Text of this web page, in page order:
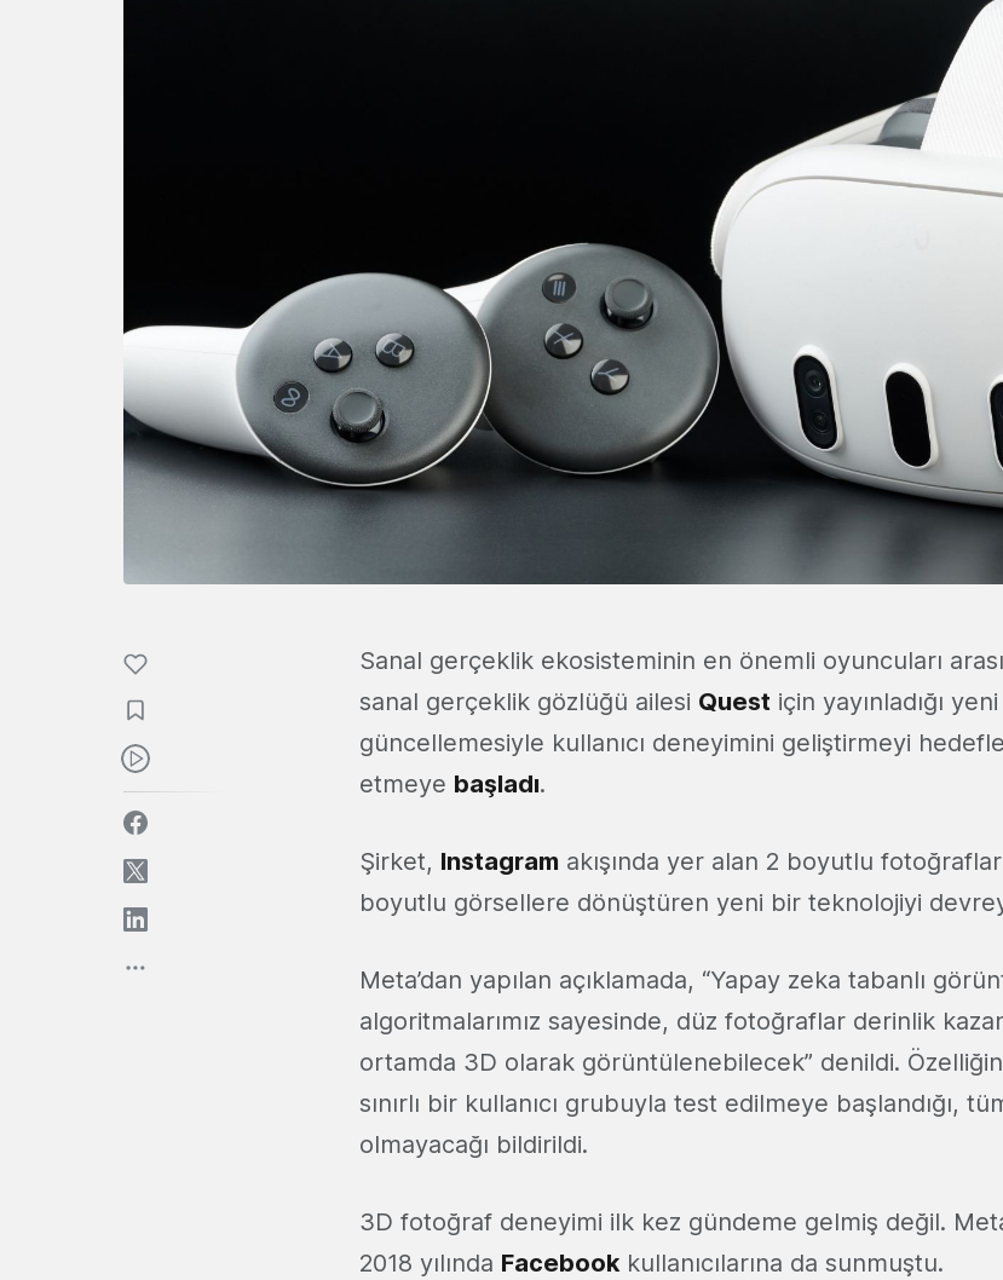
Sanal gerçeklik ekosisteminin en önemli oyuncuları
sanal gerçeklik gözlüğü ailesi Quest için yayınladığı yeni
güncellemesiyle kullanıcı deneyimini geliştirmeyi
etmeye başladı.
Şirket, Instagram akışında yer alan 2 boyutlu
boyutlu görsellere dönüştüren yeni bir teknolojiyi
Meta’dan yapılan açıklamada, “Yapay zeka tabanlı
algoritmalarımız sayesinde, düz fotoğraflar derinlik
ortamda 3D olarak görüntülenebilecek” denildi.
sınırlı bir kullanıcı grubuyla test edilmeye başlandığı,
olmayacağı bildirildi.
3D fotoğraf deneyimi ilk kez gündeme gelmiş değil.
2018 yılında Facebookkullanıcılarına da sunmuştu.